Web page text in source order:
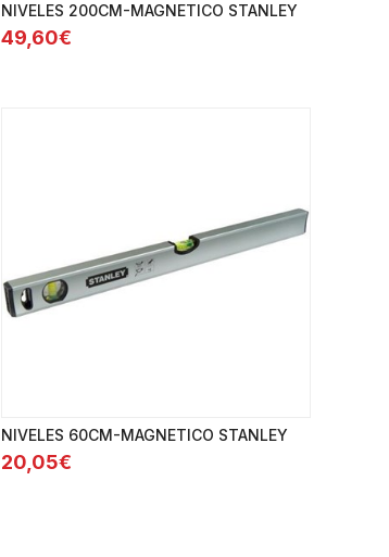
NIVELES 200CM-MAGNETICO STANLEY
49,60€
NIVELES 60CM-MAGNETICO STANLEY
20,05€